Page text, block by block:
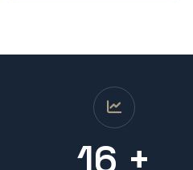
16 +